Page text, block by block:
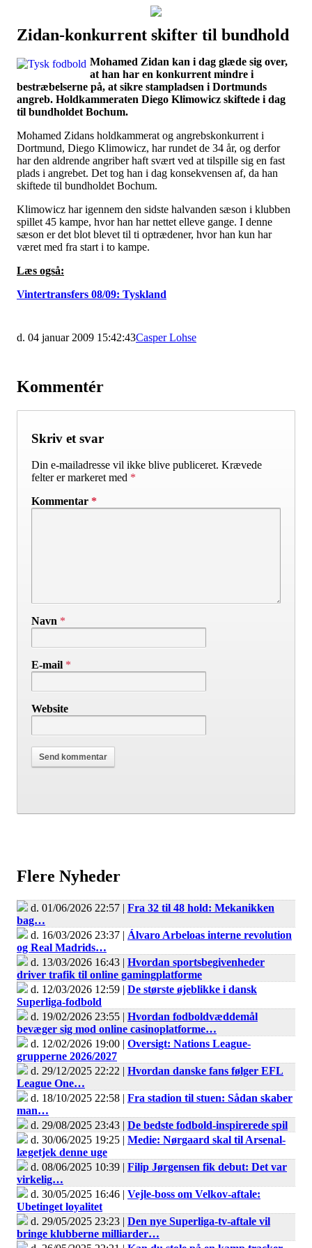
Наши партнеры
лучшие займы
Zidan-konkurrent skifter til bundhold
Mohamed Zidan kan i dag glæde sig over,
at han har en konkurrent mindre i
bestræbelserne på, at sikre stampladsen i Dortmunds
angreb. Holdkammeraten Diego Klimowicz skiftede i dag
til bundholdet Bochum.
Mohamed Zidans holdkammerat og angrebskonkurrent i
Dortmund, Diego Klimowicz, har rundet de 34 år, og derfor
har den aldrende angriber haft svært ved at tilspille sig en fast
plads i angrebet. Det tog han i dag konsekvensen af, da han
skiftede til bundholdet Bochum.
Klimowicz har igennem den sidste halvanden sæson i klubben
spillet 45 kampe, hvor han har nettet elleve gange. I denne
sæson er det blot blevet til ti optrædener, hvor han kun har
været med fra start i to kampe.
Læs også:
Vintertransfers 08/09: Tyskland
d. 04 januar 2009 15:42:43Casper Lohse
Kommentér
Skriv et svar
Din e-mailadresse vil ikke blive publiceret. Krævede
felter er markeret med *
Kommentar *
Navn *
E-mail *
Website
Flere Nyheder
d. 01/06/2026 22:57 | Fra 32 til 48 hold: Mekanikken
bag…
d. 16/03/2026 23:37 | Álvaro Arbeloas interne revolution
og Real Madrids…
d. 13/03/2026 16:43 | Hvordan sportsbegivenheder
driver trafik til online gamingplatforme
d. 12/03/2026 12:59 | De største øjeblikke i dansk
Superliga-fodbold
d. 19/02/2026 23:55 | Hvordan fodboldvæddemål
bevæger sig mod online casinoplatforme…
d. 12/02/2026 19:00 | Oversigt: Nations League-
grupperne 2026/2027
d. 29/12/2025 22:22 | Hvordan danske fans følger EFL
League One…
d. 18/10/2025 22:58 | Fra stadion til stuen: Sådan skaber
man…
d. 29/08/2025 23:43 | De bedste fodbold-inspirerede spil
d. 30/06/2025 19:25 | Medie: Nørgaard skal til Arsenal-
lægetjek denne uge
d. 08/06/2025 10:39 | Filip Jørgensen fik debut: Det var
virkelig…
d. 30/05/2025 16:46 | Vejle-boss om Velkov-aftale:
Ubetinget loyalitet
d. 29/05/2025 23:23 | Den nye Superliga-tv-aftale vil
bringe klubberne milliarder…